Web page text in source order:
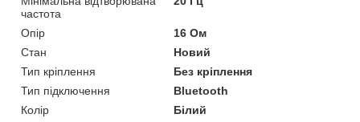
частота
Опір
16 Ом
Стан
Новий
Тип кріплення
Без кріплення
Тип підключення
Bluetooth
Колір
Білий